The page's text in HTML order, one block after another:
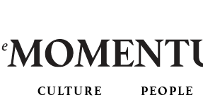
CULTURE PEOPLE